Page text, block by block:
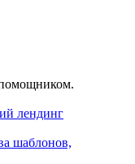
лендинг
шаблонов,